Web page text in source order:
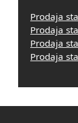
Prodaja
Prodaja
Prodaja
Prodaja